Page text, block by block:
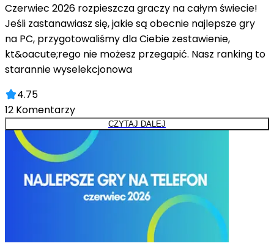
Czerwiec 2026 rozpieszcza graczy na całym świecie!
Jeśli zastanawiasz się, jakie są obecnie najlepsze gry
na PC, przygotowaliśmy dla Ciebie zestawienie,
kt&oacute;rego nie możesz przegapić. Nasz ranking to
starannie wyselekcjonowa
4.75
12 Komentarzy
CZYTAJ DALEJ